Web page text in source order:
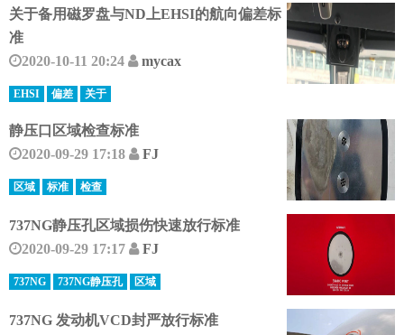
关于备用磁罗盘与ND上EHSI的航向偏差标
准
2020-10-11 20:24
mycax
EHSI 偏差 关于
静压口区域检查标准
2020-09-29 17:18
FJ
区域 标准 检查
737NG静压孔区域损伤快速放行标准
2020-09-29 17:17
FJ
737NG 737NG静压孔 区域
737NG 发动机VCD封严放行标准